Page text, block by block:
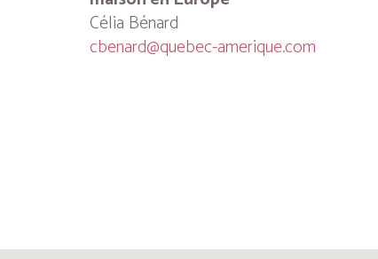
Célia Bénard
cbenard@quebec-amerique.com